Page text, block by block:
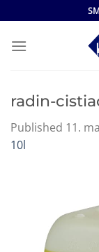
to
content
radin-
Published 11.
10l